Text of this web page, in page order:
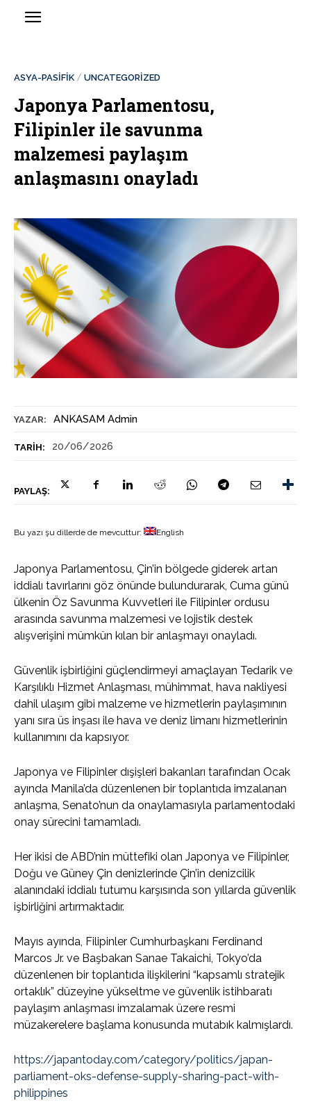
YAZAR: ANKASAM Admin
TARIH: 20/06/2026
PAYLAŞ:
ASYA-PASİFİK UNCATEGORIZED
Japonya Parlamentosu,
Filipinler ile savunma
malzemesi paylaşım
anlaşmasını onayladı
Bu yazı şu dillerde de mevcuttur: English
Japonya Parlamentosu, Çin’in bölgede giderek artan
iddialı tavırlarını göz önünde bulundurarak, Cuma günü
ülkenin Öz Savunma Kuvvetleri ile Filipinler ordusu
arasında savunma malzemesi ve lojistik destek
alışverişini mümkün kılan bir anlaşmayı onayladı.
Güvenlik işbirliğini güçlendirmeyi amaçlayan Tedarik ve
Karşılıklı Hizmet Anlaşması, mühimmat, hava nakliyesi
dahil ulaşım gibi malzeme ve hizmetlerin paylaşımının
yanı sıra üs inşası ile hava ve deniz limanı hizmetlerinin
kullanımını da kapsıyor.
Japonya ve Filipinler dışişleri bakanları tarafından Ocak
ayında Manila’da düzenlenen bir toplantıda imzalanan
anlaşma, Senato’nun da onaylamasıyla parlamentodaki
onay sürecini tamamladı.
Her ikisi de ABD’nin müttefiki olan Japonya ve Filipinler,
Doğu ve Güney Çin denizlerinde Çin’in denizcilik
alanındaki iddialı tutumu karşısında son yıllarda güvenlik
işbirliğini artırmaktadır.
Mayıs ayında, Filipinler Cumhurbaşkanı Ferdinand
Marcos Jr. ve Başbakan Sanae Takaichi, Tokyo’da
düzenlenen bir toplantıda ilişkilerini “kapsamlı stratejik
ortaklık” düzeyine yükseltme ve güvenlik istihbaratı
paylaşım anlaşması imzalamak üzere resmi
müzakerelere başlama konusunda mutabık kalmışlardı.
https://japantoday.com/category/politics/japan-
parliament-oks-defense-supply-sharing-pact-with-
philippines